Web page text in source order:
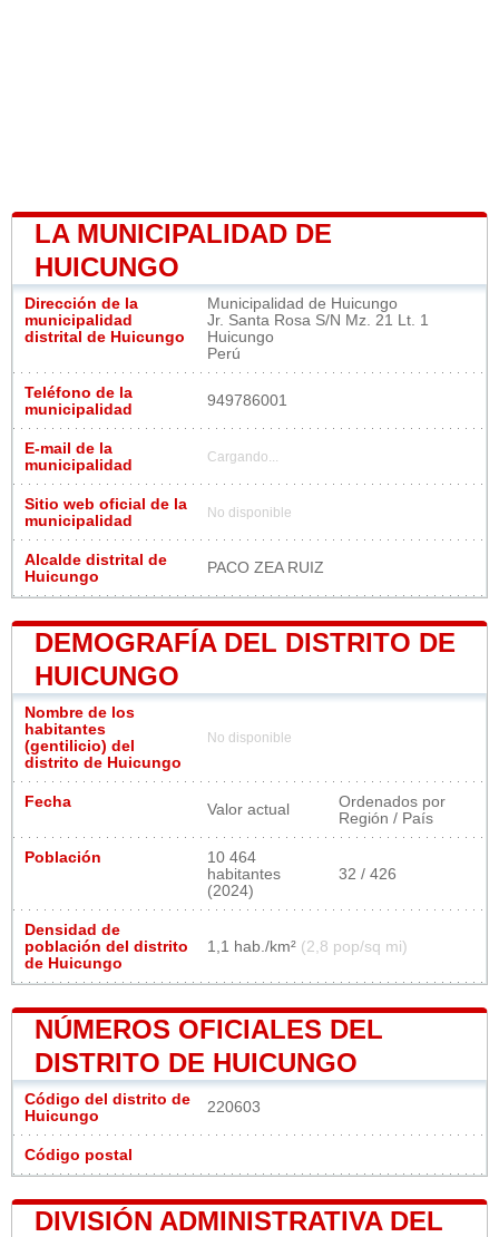
LA MUNICIPALIDAD DE
HUICUNGO
Dirección de la
municipalidad
distrital de Huicungo
Municipalidad de Huicungo
Jr. Santa Rosa S/N Mz. 21 Lt. 1
Huicungo
Perú
Teléfono de la
municipalidad
949786001
E-mail de la
municipalidad
Cargando...
Sitio web oficial de la
municipalidad
No disponible
Alcalde distrital de
Huicungo
PACO ZEA RUIZ
DEMOGRAFÍA DEL DISTRITO DE
HUICUNGO
Nombre de los
habitantes
(gentilicio) del
distrito de Huicungo
No disponible
Fecha Valor actual
Ordenados por
Región / País
Población
10 464
habitantes
(2024)
32 / 426
Densidad de
población del distrito
de Huicungo
1,1 hab./km² (2,8 pop/sq mi)
NÚMEROS OFICIALES DEL
DISTRITO DE HUICUNGO
Código del distrito de
Huicungo
220603
Código postal
DIVISIÓN ADMINISTRATIVA DEL